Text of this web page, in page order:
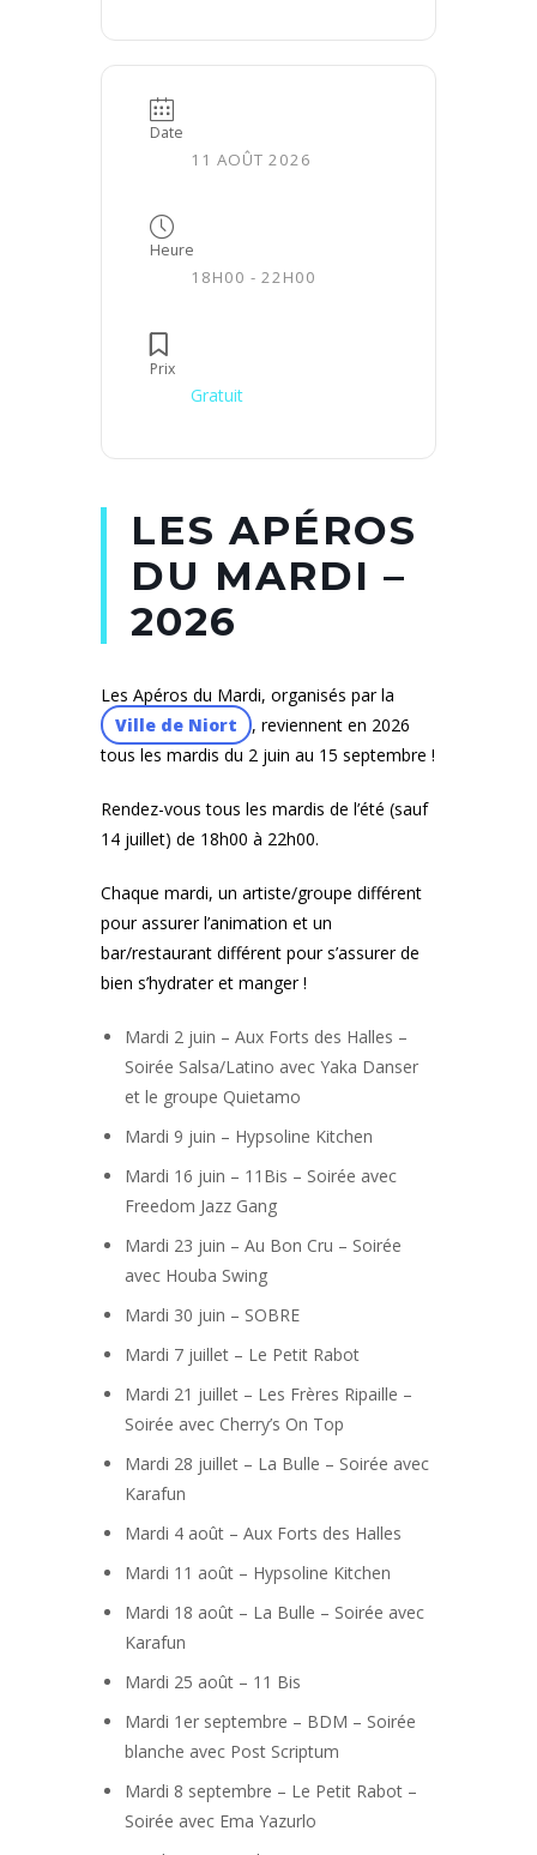
Date
11 AOÛT 2026
Heure
18H00 - 22H00
Prix
Gratuit
LES APÉROS
DU MARDI –
2026
Les Apéros du Mardi, organisés par la
Ville de Niort
, reviennent en 2026
tous les mardis du 2 juin au 15 septembre !
Rendez-vous tous les mardis de l’été (sauf
14 juillet) de 18h00 à 22h00.
Chaque mardi, un artiste/groupe différent
pour assurer l’animation et un
bar/restaurant différent pour s’assurer de
bien s’hydrater et manger !
Mardi 2 juin – Aux Forts des Halles –
Soirée Salsa/Latino avec Yaka Danser
et le groupe Quietamo
Mardi 9 juin – Hypsoline Kitchen
Mardi 16 juin – 11Bis – Soirée avec
Freedom Jazz Gang
Mardi 23 juin – Au Bon Cru – Soirée
avec Houba Swing
Mardi 30 juin – SOBRE
Mardi 7 juillet – Le Petit Rabot
Mardi 21 juillet – Les Frères Ripaille –
Soirée avec Cherry’s On Top
Mardi 28 juillet – La Bulle – Soirée avec
Karafun
Mardi 4 août – Aux Forts des Halles
Mardi 11 août – Hypsoline Kitchen
Mardi 18 août – La Bulle – Soirée avec
Karafun
Mardi 25 août – 11 Bis
Mardi 1er septembre – BDM – Soirée
blanche avec Post Scriptum
Mardi 8 septembre – Le Petit Rabot –
Soirée avec Ema Yazurlo